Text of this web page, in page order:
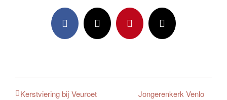
Facebook
X Pinterest
E-
mail
Kerstviering bij Veuroet Jongerenkerk Venlo